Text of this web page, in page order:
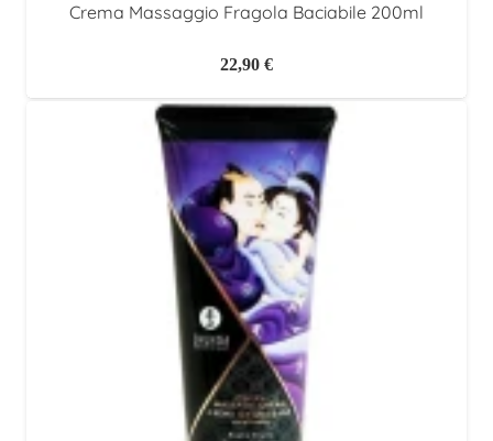
Crema Massaggio Fragola Baciabile 200ml
22,90 €